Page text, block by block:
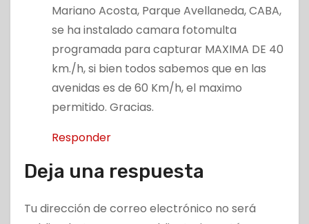
Mariano Acosta, Parque Avellaneda, CABA,
se ha instalado camara fotomulta
programada para capturar MAXIMA DE 40
km./h, si bien todos sabemos que en las
avenidas es de 60 Km/h, el maximo
permitido. Gracias.
Responder
Deja una respuesta
Tu dirección de correo electrónico no será